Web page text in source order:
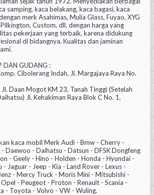
samping, kaca belakang, kaca bagasi, kaca
merk Asahimas, Mulia Glass, Fuyao, XYG
Custom, dll. dengan harga yang
pekerjaan yang terbaik, karena didukung
di bidangnya. Kualitas dan jaminan
DAN GUDANG :
Cibolerang Indah, Jl. Margajaya Raya No.
Daan Mogot KM 23, Tanah Tinggi (Setelah
Jl. Kehakiman Raya Blok C No. 1,
kaca mobil Merk Audi - Bmw - Cherry -
Daewoo - Daihatsu - Datsun - DFSK Dongfeng
- Geely - Hino - Holden - Honda - Hyundai -
Jaguar - Jeep - Kia - Land Rover - Lexus -
- Mercy Truck - Moris Mini - Mitsubishi -
- Peugeot - Proton - Renault - Scania -
- Toyota - Volvo - VW - Wuling.